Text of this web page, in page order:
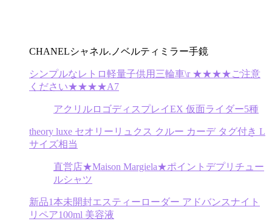
CHANELシャネル.ノベルティミラー手鏡
シンプルなレトロ軽量子供用三輪車\r ★★★★ご注意
ください★★★★A7
アクリルロゴディスプレイEX 仮面ライダー5種
theory luxe セオリーリュクス クルー カーデ タグ付き L
サイズ相当
直営店★Maison Margiela★ポイントデプリチュー
ルシャツ
新品1本未開封エスティーローダー アドバンスナイト
リペア100ml 美容液